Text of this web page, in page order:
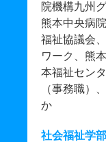
院機構九州
熊本中央病
福祉協議会
ワーク、熊
本福祉セン
（事務職）
か
社会福祉学